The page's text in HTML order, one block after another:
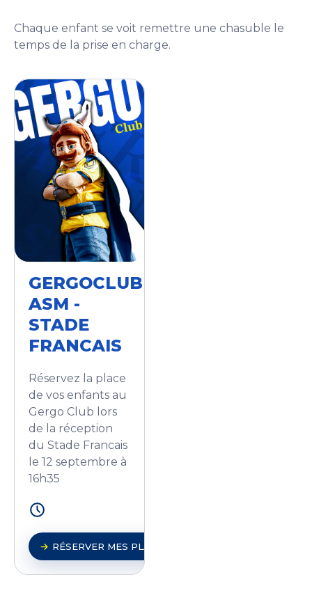
Chaque enfant se voit remettre une chasuble le
temps de la prise en charge.
GERGOCLUB
ASM -
STADE
FRANCAIS
Réservez la place
de vos enfants au
Gergo Club lors
de la réception
du Stade Francais
le 12 septembre à
16h35
RÉSERVER MES PLACES